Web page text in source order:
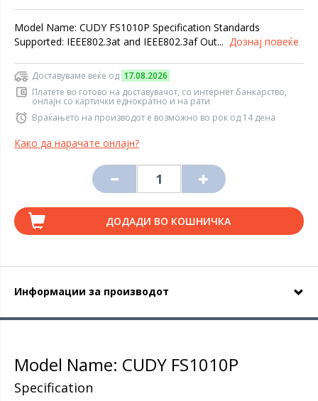
Model Name: CUDY FS1010P Specification Standards
Supported: IEEE802.3at and IEEE802.3af Out... Дознај повеќе
Доставуваме веќе од 17.08.2026
Платете во готово на доставувачот, со интернет банкарство,
онлајн со картички еднократно и на рати
Враќањето на производот е возможно во рок од 14 дена
Како да нарачате онлајн?
ДОДАДИ ВО КОШНИЧКА
Информации за производот
Model Name: CUDY FS1010P
Specification